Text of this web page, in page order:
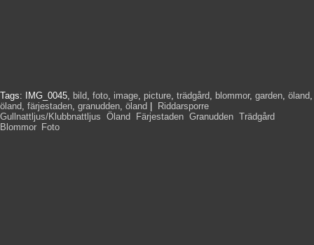
Tags: IMG_0045, bild, foto, image, picture, trädgård, blommor, garden, öland,
öland, färjestaden, granudden, öland Riddarsporre
Gullnattljus/Klubbnattljus Öland Färjestaden Granudden Trädgård
Blommor, Foto